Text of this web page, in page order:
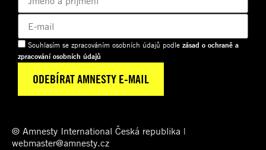
Souhlasím se zpracováním osobních údajů podle zásad o ochraně a
zpracování osobních údajů
© Amnesty International Česká republika |
webmaster@amnesty.cz